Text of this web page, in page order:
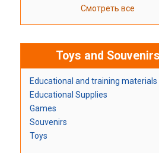
Смотреть все
Toys and Souvenirs
Educational and training materials
Educational Supplies
Games
Souvenirs
Toys